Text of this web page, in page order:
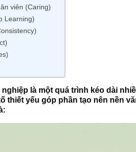
viên (Caring)
Learning)
là một quá trình kéo dài
thiết yếu góp phần tạo nên nền